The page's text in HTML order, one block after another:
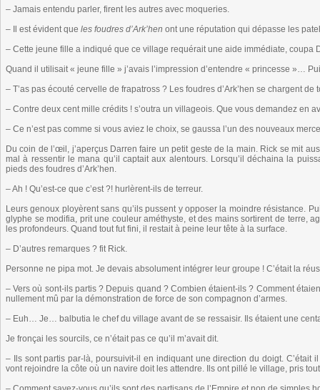
– Jamais entendu parler, firent les autres avec moqueries.
– Il est évident que les foudres d’Ark’hen ont une réputation qui dépasse les
– Cette jeune fille a indiqué que ce village requérait une aide immédiate, coupa
Quand il utilisait « jeune fille » j’avais l’impression d’entendre « princesse »…
– T’as pas écouté cervelle de frapatross ? Les foudres d’Ark’hen se chargent de
– Contre deux cent mille crédits ! s’outra un villageois. Que vous demandez en
– Ce n’est pas comme si vous aviez le choix, se gaussa l’un des nouveaux
Du coin de l’œil, j’aperçus Darren faire un petit geste de la main. Rick se mit
mal à ressentir le mana qu’il captait aux alentours. Lorsqu’il déchaina la
pieds des foudres d’Ark’hen.
– Ah ! Qu’est-ce que c’est ?! hurlèrent-ils de terreur.
Leurs genoux ployèrent sans qu’ils pussent y opposer la moindre résistance.
glyphe se modifia, prit une couleur améthyste, et des mains sortirent de terre,
les profondeurs. Quand tout fut fini, il restait à peine leur tête à la surface.
– D’autres remarques ? fit Rick.
Personne ne pipa mot. Je devais absolument intégrer leur groupe ! C’était la
– Vers où sont-ils partis ? Depuis quand ? Combien étaient-ils ? Comment
nullement mû par la démonstration de force de son compagnon d’armes.
– Euh… Je… balbutia le chef du village avant de se ressaisir. Ils étaient une
Je fronçai les sourcils, ce n’était pas ce qu’il m’avait dit.
– Ils sont partis par-là, poursuivit-il en indiquant une direction du doigt. C’était
vont rejoindre la côte où un navire doit les attendre. Ils ont pillé le village, pris